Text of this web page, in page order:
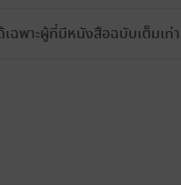
ฉพาะผู้ที่มีหนังสือฉบับเต็มเท่